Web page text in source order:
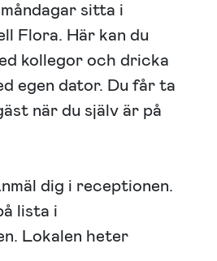
sitta i
Flora. Här kan du
kollegor och dricka
egen dator. Du får ta
när du själv är på
dig i receptionen.
lista i
Lokalen heter